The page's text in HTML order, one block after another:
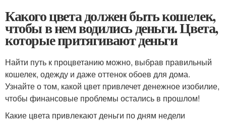
Какого цвета должен быть кошелек,
чтобы в нем водились деньги. Цвета,
которые притягивают деньги
Найти путь к процветанию можно, выбрав правильный
кошелек, одежду и даже оттенок обоев для дома.
Узнайте о том, какой цвет привлечет денежное изобилие,
чтобы финансовые проблемы остались в прошлом!
Какие цвета привлекают деньги по дням недели